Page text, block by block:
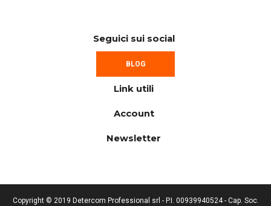
Seguici sui social
BLOG
Link utili
Account
Newsletter
Copyright © 2019 Detercom Professional srl - P.I. 00939940524 - Cap. Soc.